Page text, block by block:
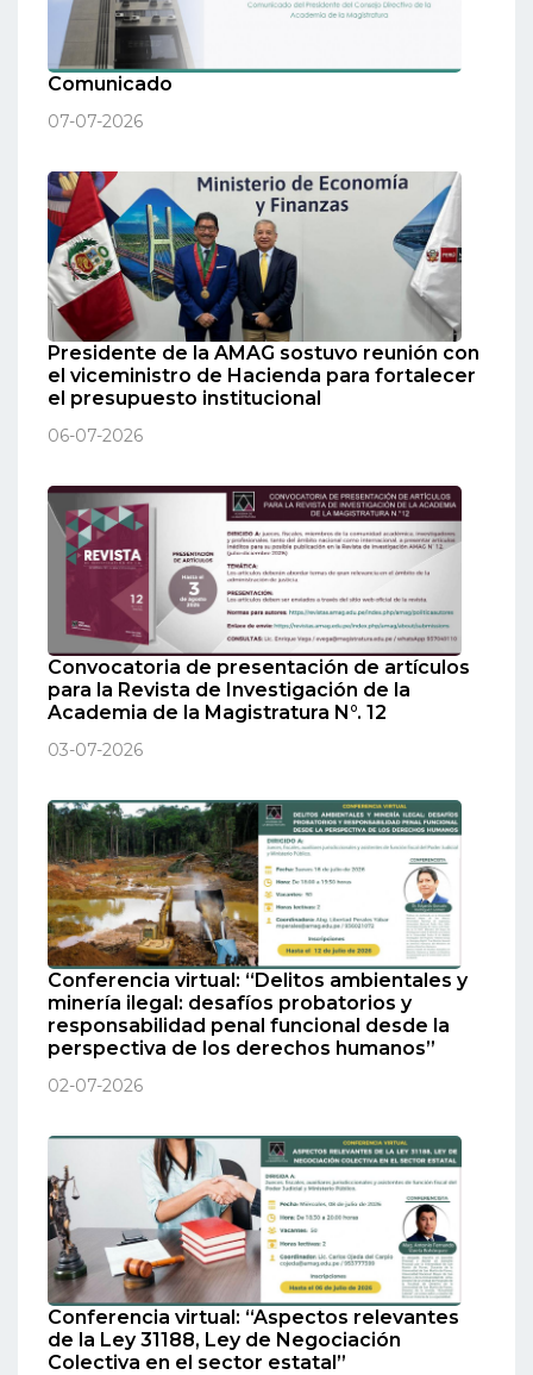
Comunicado
07-07-2026
Presidente de la AMAG sostuvo reunión con
el viceministro de Hacienda para fortalecer
el presupuesto institucional
06-07-2026
Convocatoria de presentación de artículos
para la Revista de Investigación de la
Academia de la Magistratura N°. 12
03-07-2026
Conferencia virtual: “Delitos ambientales y
minería ilegal: desafíos probatorios y
responsabilidad penal funcional desde la
perspectiva de los derechos humanos”
02-07-2026
Conferencia virtual: “Aspectos relevantes
de la Ley 31188, Ley de Negociación
Colectiva en el sector estatal”